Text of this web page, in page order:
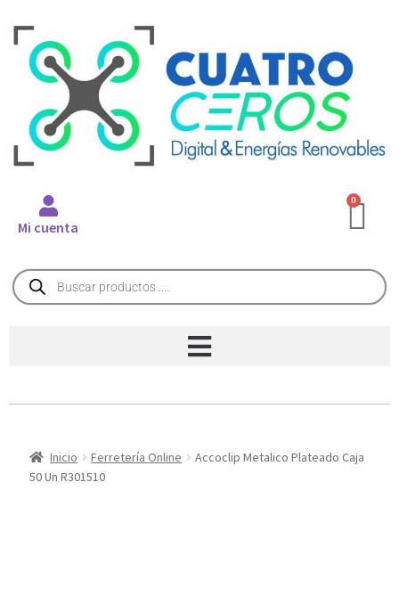
Mi cuenta
0
Inicio Ferretería Online
Accoclip Metalico Plateado Caja
50 Un R301510